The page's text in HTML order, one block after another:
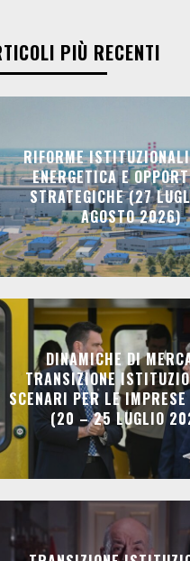
PIÙ RECENTI
RIFORME
ENERGETICA E
STRATEGICHE (27
AGOSTO 2026)
DINAMICHE DI
TRANSIZIONE
SCENARI PER LE
(20 – 25 LUGLIO